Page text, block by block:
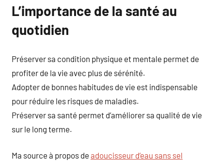
L’importance de la santé au
quotidien
Préserver sa condition physique et mentale permet de
profiter de la vie avec plus de sérénité.
Adopter de bonnes habitudes de vie est indispensable
pour réduire les risques de maladies.
Préserver sa santé permet d’améliorer sa qualité de vie
sur le long terme.
Ma source à propos de adoucisseur d’eau sans sel